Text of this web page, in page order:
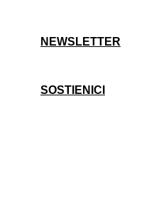
NEWSLETTER
SOSTIENICI